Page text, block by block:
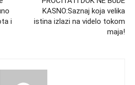
i
KASNO:Saznaj koja velika
istina izlazi na videlo tokom
maja!